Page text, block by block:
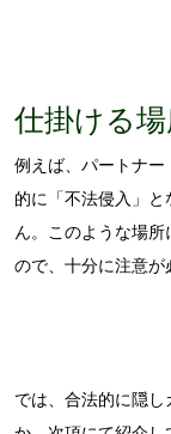
仕掛ける
例えば、パートナ
的に「不法侵入」
ん。このような場
ので、十分に注意が
では、合法的に隠